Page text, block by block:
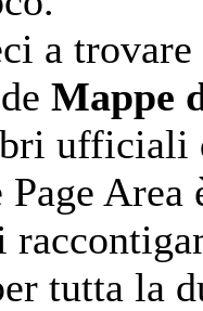
a
Mappe
ufficiali
Page
tutta la